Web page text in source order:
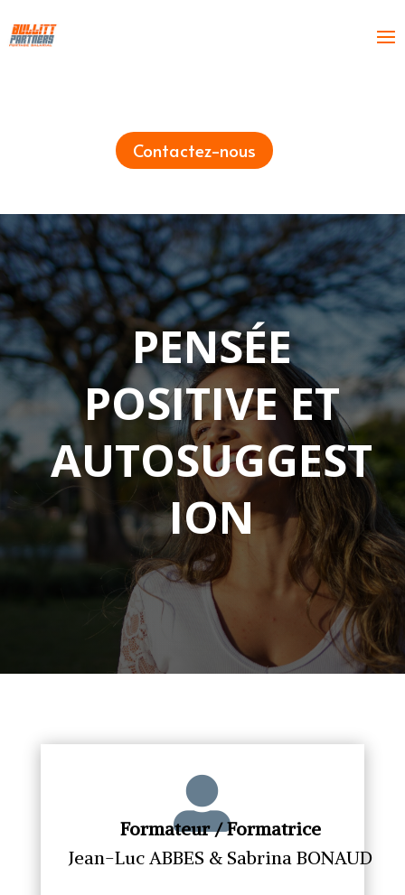
Contactez-nous
PENSÉE
POSITIVE ET
AUTOSUGGEST
ION

Formateur / Formatrice
Jean-Luc ABBES & Sabrina BONAUD